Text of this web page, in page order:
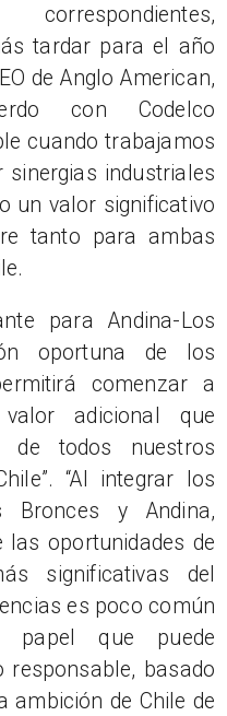
tardar para el año
de Anglo American,
con Codelco
cuando trabajamos
industriales
un valor significativo
tanto para ambas
para Andina-Los
oportuna de los
comenzar a
adicional que
de todos nuestros
“Al integrar los
Bronces y Andina,
oportunidades de
significativas del
es poco común
que puede
responsable, basado
ambición de Chile de